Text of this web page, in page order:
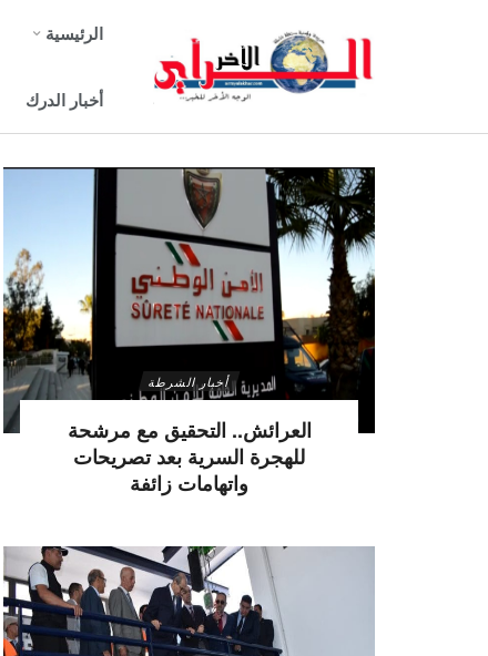
الرئيسية
أخبار الدرك
أخبار الشرطة
العرائش.. التحقيق مع مرشحة
للهجرة السرية بعد تصريحات
واتهامات زائفة